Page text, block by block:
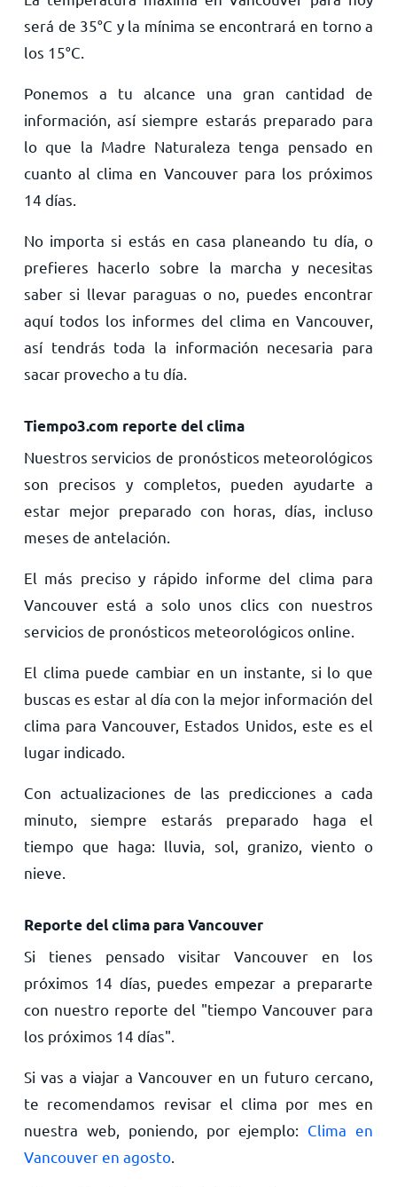
será de 35°C y la mínima se encontrará en torno a
los 15°C
Ponemos a tu alcance una gran cantidad de
información, así siempre estarás preparado para
lo que la Madre Naturaleza tenga pensado en
cuanto al clima en Vancouver para los próximos
14 días.
No importa si estás en casa planeando tu día, o
prefieres hacerlo sobre la marcha y necesitas
saber si llevar paraguas o no, puedes encontrar
aquí todos los informes del clima en Vancouver,
así tendrás toda la información necesaria para
sacar provecho a tu día.
Tiempo3.com reporte del clima
Nuestros servicios de pronósticos meteorológicos
son precisos y completos, pueden ayudarte a
estar mejor preparado con horas, días, incluso
meses de antelación.
El más preciso y rápido informe del clima para
Vancouver está a solo unos clics con nuestros
servicios de pronósticos meteorológicos online.
El clima puede cambiar en un instante, si lo que
buscas es estar al día con la mejor información del
clima para Vancouver, Estados Unidos, este es el
lugar indicado.
Con actualizaciones de las predicciones a cada
minuto, siempre estarás preparado haga el
tiempo que haga: lluvia, sol, granizo, viento o
nieve.
Reporte del clima para Vancouver
Si tienes pensado visitar Vancouver en los
próximos 14 días, puedes empezar a prepararte
con nuestro reporte del "tiempo Vancouver para
los próximos 14 días".
Si vas a viajar a Vancouver en un futuro cercano,
te recomendamos revisar el clima por mes en
nuestra web, poniendo, por ejemplo: Clima en
Vancouver en agosto.